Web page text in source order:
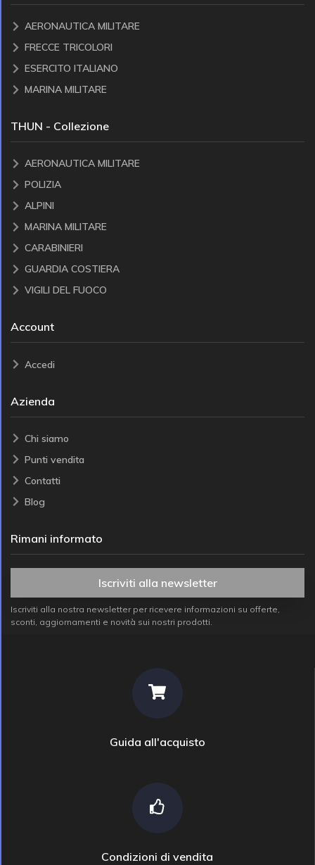
AERONAUTICA MILITARE
FRECCE TRICOLORI
ESERCITO ITALIANO
MARINA MILITARE
THUN - Collezione
AERONAUTICA MILITARE
POLIZIA
ALPINI
MARINA MILITARE
CARABINIERI
GUARDIA COSTIERA
VIGILI DEL FUOCO
Account
Accedi
Azienda
Chi siamo
Punti vendita
Contatti
Blog
Rimani informato
Iscriviti alla newsletter
Iscriviti alla nostra newsletter per ricevere informazioni su offerte,
sconti, aggiornamenti e novità sui nostri prodotti.
Guida all'acquisto
Condizioni di vendita